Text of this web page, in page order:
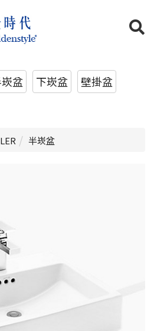
盆 下崁盆
壁掛盆
半崁盆